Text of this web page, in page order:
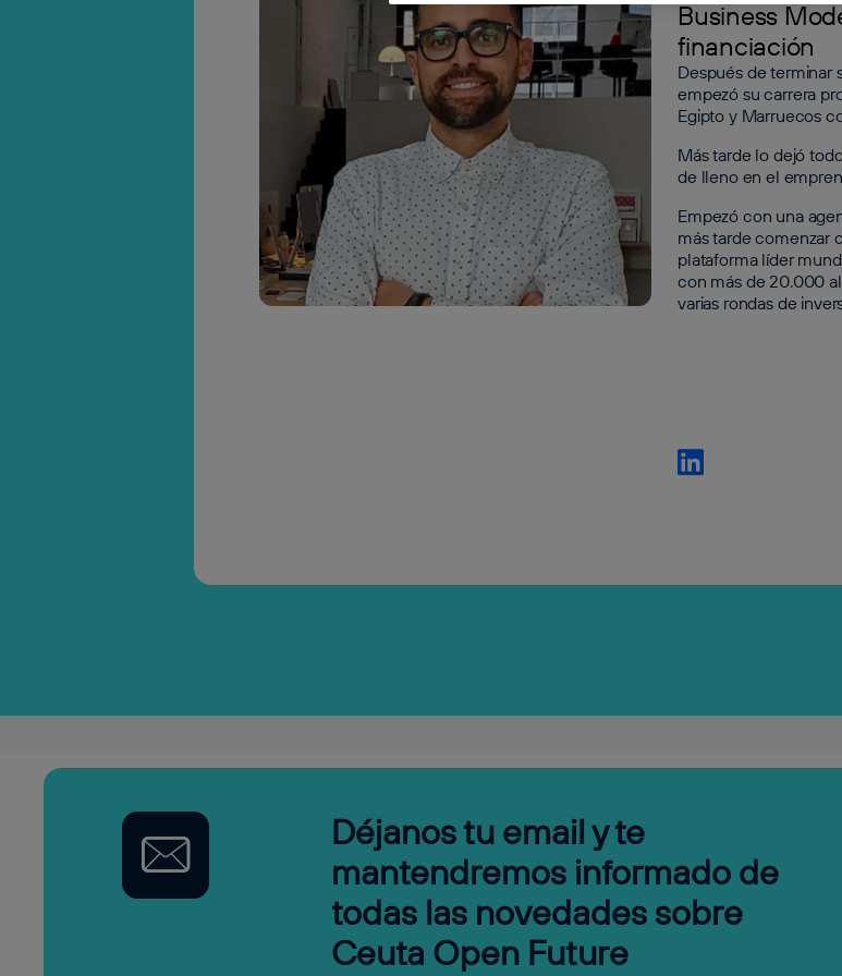
Business
financiación
Después de terminar
empezó su carrera
Egipto y Marruecos
Más tarde lo dejó
de lleno en el
Empezó con una
más tarde comenzar
plataforma líder
con más de 20.000
varias rondas de
Déjanos tu email y te
mantendremos informado de
todas las novedades sobre
Ceuta Open Future